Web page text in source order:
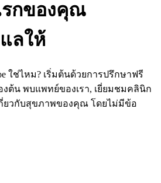
รกของคุณ
ลให้
ใช่ไหม? เริ่มต้นด้วยการปรึกษาฟรี
งต้น พบแพทย์ของเรา, เยี่ยมชมคลินิก
ยวกับสุขภาพของคุณ โดยไม่มีข้อ